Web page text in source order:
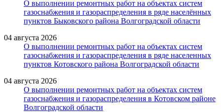
О выполнении ремонтных работ на объектах систем
газоснабжения и газораспределения в ряде населённых
пунктов Быковского района Волгоградской области
04 августа 2026
О выполнении ремонтных работ на объектах систем
газоснабжения и газораспределения в ряде населенных
пунктов Котовского района Волгоградской области
04 августа 2026
О выполнении ремонтных работ на объектах систем
газоснабжения и газораспределения в Котовском районе
Волгоградской области